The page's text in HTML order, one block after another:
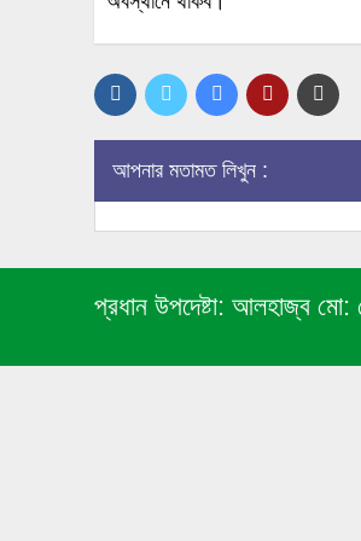
আপনার মতামত লিখুন :
প্রধান উপদেষ্টা: আলহাজ্ব মো: